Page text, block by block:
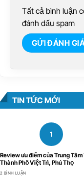
Tất cả bình luận
đánh dấu spam
TIN TỨC MỚI
Review ưu điểm của Trung Tâm
Thành Phố Việt Trì, Phú Thọ
2 BÌNH LUẬN